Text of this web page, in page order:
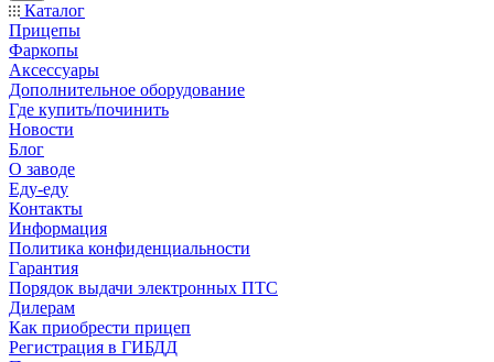
Каталог
Прицепы
Фаркопы
Аксессуары
Дополнительное оборудование
Где купить/починить
Новости
Блог
О заводе
Еду-еду
Контакты
Информация
Политика конфиденциальности
Гарантия
Порядок выдачи электронных ПТС
Дилерам
Как приобрести прицеп
Регистрация в ГИБДД